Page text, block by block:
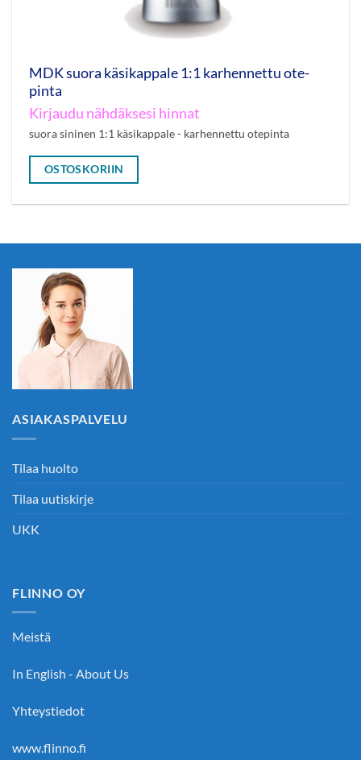
MDK suora käsikappale 1:1 karhennettu ote­
pinta
Kirjaudu nähdäksesi hinnat
suora sininen 1:1 käsikappale - karhennettu otepinta
OSTOSKORIIN
ASIAKASPALVELU
Tilaa huolto
Tilaa uutiskirje
UKK
FLINNO OY
Meistä
In English - About Us
Yhteystiedot
www.flinno.fi